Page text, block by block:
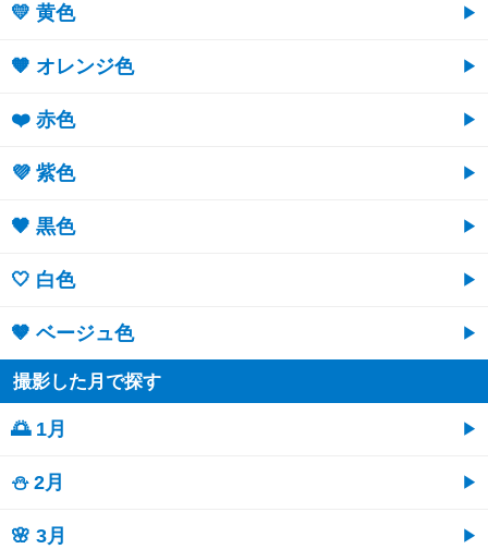
💛 黄色
🧡 オレンジ色
❤️ 赤色
💜 紫色
🖤 黒色
🤍 白色
🤎 ベージュ色
撮影した月で探す
🌅 1月
⛄ 2月
🌸 3月